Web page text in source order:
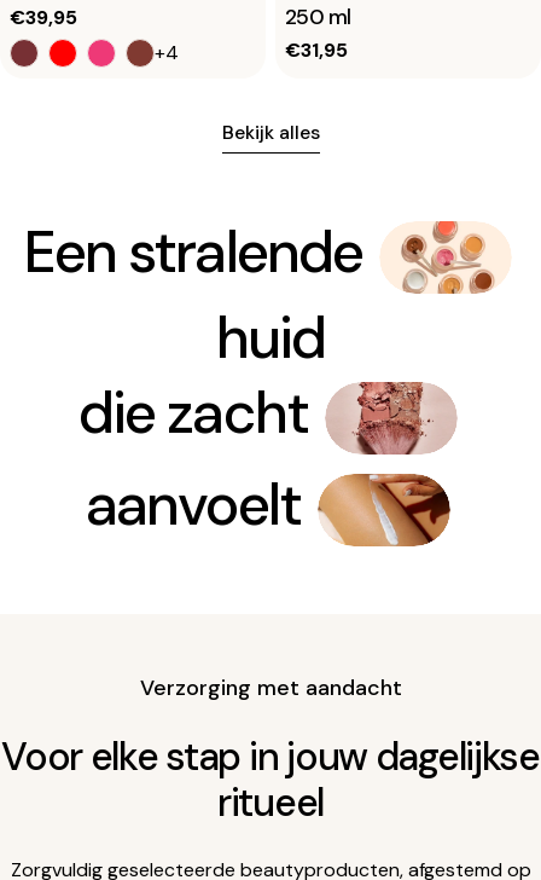
Normale
prijs
€39,95
+4
250 ml
Normale
€31,95
Bekijk alles
Een stralende
huid
die zacht
aanvoelt
Verzorging met aandacht
Voor elke stap in jouw dagelijkse
ritueel
Zorgvuldig geselecteerde beautyproducten, afgestemd op